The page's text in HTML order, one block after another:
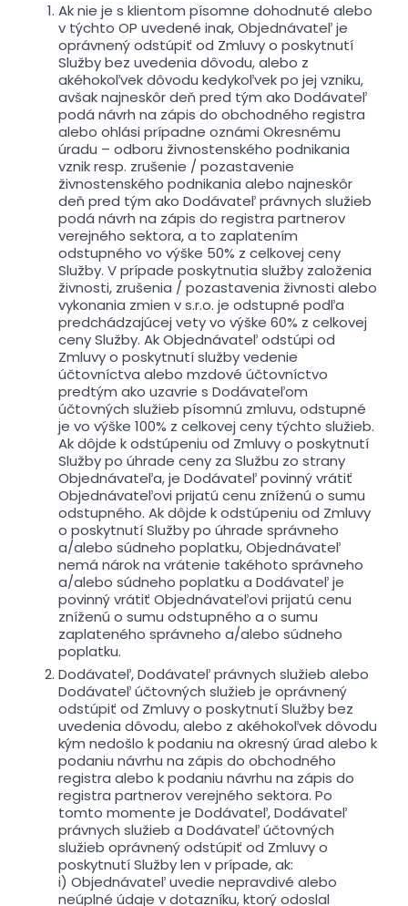
Ak nie je s klientom písomne dohodnuté alebo
v týchto OP uvedené inak, Objednávateľ je
oprávnený odstúpiť od Zmluvy o poskytnutí
Služby bez uvedenia dôvodu, alebo z
akéhokoľvek dôvodu kedykoľvek po jej vzniku,
avšak najneskôr deň pred tým ako Dodávateľ
podá návrh na zápis do obchodného registra
alebo ohlási prípadne oznámi Okresnému
úradu – odboru živnostenského podnikania
vznik resp. zrušenie / pozastavenie
živnostenského podnikania alebo najneskôr
deň pred tým ako Dodávateľ právnych služieb
podá návrh na zápis do registra partnerov
verejného sektora, a to zaplatením
odstupného vo výške 50% z celkovej ceny
Služby. V prípade poskytnutia služby založenia
živnosti, zrušenia / pozastavenia živnosti alebo
vykonania zmien v s.r.o. je odstupné podľa
predchádzajúcej vety vo výške 60% z celkovej
ceny Služby. Ak Objednávateľ odstúpi od
Zmluvy o poskytnutí služby vedenie
účtovníctva alebo mzdové účtovníctvo
predtým ako uzavrie s Dodávateľom
účtovných služieb písomnú zmluvu, odstupné
je vo výške 100% z celkovej ceny týchto služieb.
Ak dôjde k odstúpeniu od Zmluvy o poskytnutí
Služby po úhrade ceny za Službu zo strany
Objednávateľa, je Dodávateľ povinný vrátiť
Objednávateľovi prijatú cenu zníženú o sumu
odstupného. Ak dôjde k odstúpeniu od Zmluvy
o poskytnutí Služby po úhrade správneho
a/alebo súdneho poplatku, Objednávateľ
nemá nárok na vrátenie takéhoto správneho
a/alebo súdneho poplatku a Dodávateľ je
povinný vrátiť Objednávateľovi prijatú cenu
zníženú o sumu odstupného a o sumu
zaplateného správneho a/alebo súdneho
poplatku.
Dodávateľ, Dodávateľ právnych služieb alebo
Dodávateľ účtovných služieb je oprávnený
odstúpiť od Zmluvy o poskytnutí Služby bez
uvedenia dôvodu, alebo z akéhokoľvek dôvodu
kým nedošlo k podaniu na okresný úrad alebo k
podaniu návrhu na zápis do obchodného
registra alebo k podaniu návrhu na zápis do
registra partnerov verejného sektora. Po
tomto momente je Dodávateľ, Dodávateľ
právnych služieb a Dodávateľ účtovných
služieb oprávnený odstúpiť od Zmluvy o
poskytnutí Služby len v prípade, ak:
i) Objednávateľ uvedie nepravdivé alebo
neúplné údaje v dotazníku, ktorý odoslal